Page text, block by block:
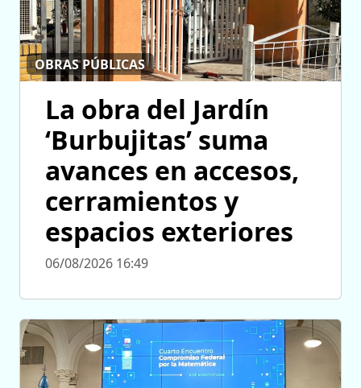
OBRAS PÚBLICAS
La obra del Jardín
‘Burbujitas’ suma
avances en accesos,
cerramientos y
espacios exteriores
06/08/2026 16:49